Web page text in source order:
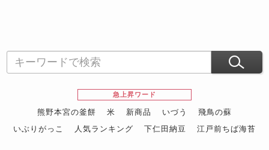
急上昇ワード
熊野本宮の釜餅 米 新商品 いづう
飛鳥の蘇
いぶりがっこ
人気ランキング 下仁田納豆
江戸前ちば海苔